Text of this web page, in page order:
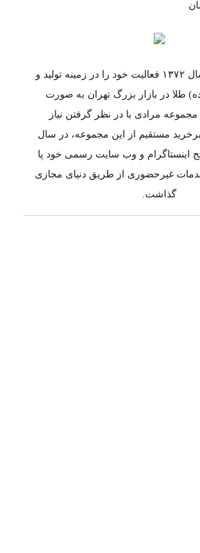
مجموعه مرادی از سال ۱۳۷۲ فعالیت خود را در زمینه تولید و
طلا در بازار بزرگ تهران به صورت
مرادی با در نظر گرفتن نیاز
مستقیم از این مجموعه، در سال
پیج اینستاگرام و وب سایت رسمی خود پا
غیرحضوری از طریق دنیای مجازی
گذاشت.